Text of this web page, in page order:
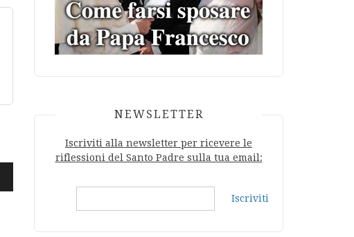
NEWSLETTER
Iscriviti alla newsletter per ricevere le
riflessioni del Santo Padre sulla tua email:
Iscriviti